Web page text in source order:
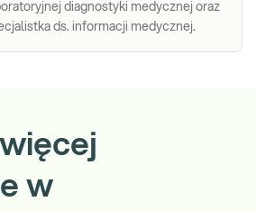
diagnostyki medycznej oraz
ds. informacji medycznej.
w